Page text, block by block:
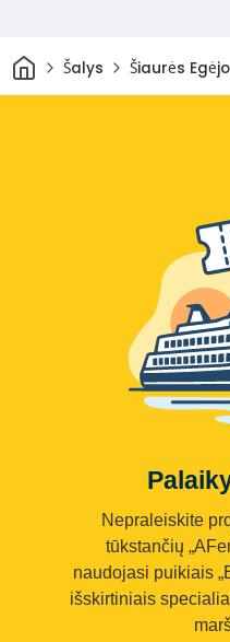
Pradžia
Šalys Šiaurės
Nepraleiskite
tūkstančių
naudojasi puikiais
išskirtiniais